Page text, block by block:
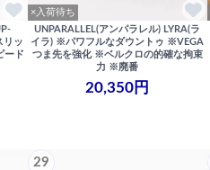
リッ
ード
×入荷待ち
UNPARALLEL(アンパラレル) LYRA(ラ
イラ) ※パワフルなダウントゥ ※VEGA
つま先を強化 ※ベルクロの的確な拘束
力 ※廃番
20,350円
29